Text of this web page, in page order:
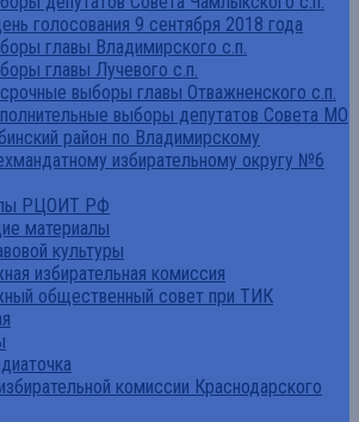
голосования 9 сентября 2018 года
главы Владимирского с.п.
главы Лучевого с.п.
выборы главы Отважненского с.п.
выборы депутатов Совета МО
район по Владимирскому
избирательному округу №6
РЦОИТ РФ
материалы
культуры
избирательная комиссия
общественный совет при ТИК
комиссии Краснодарского